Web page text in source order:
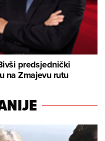
predsjednički
na Zmajevu rutu